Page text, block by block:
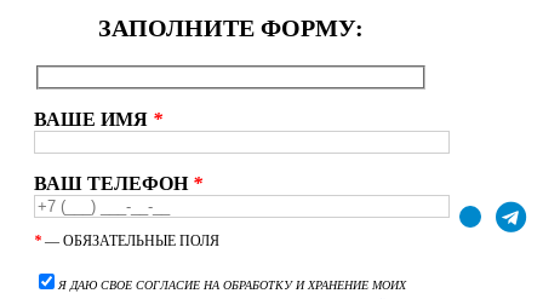
ЗАПОЛНИТЕ ФОРМУ:
ВАШЕ ИМЯ *
ВАШ ТЕЛЕФОН *
* — ОБЯЗАТЕЛЬНЫЕ ПОЛЯ
Я ДАЮ СВОЕ СОГЛАСИЕ НА ОБРАБОТКУ И ХРАНЕНИЕ МОИХ